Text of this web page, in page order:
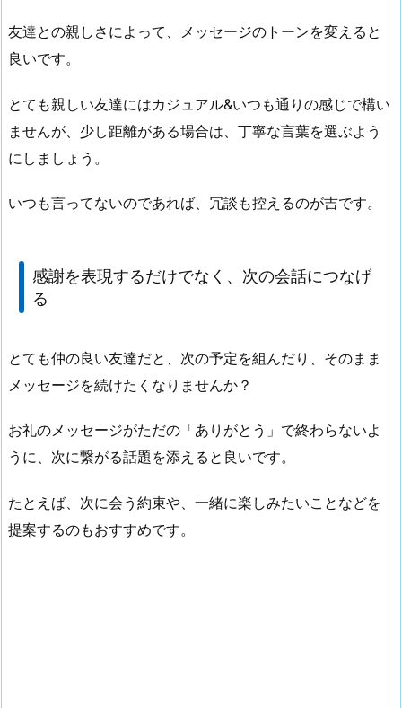
友達との親しさによって、メッセージのトーンを変えると
良いです。
とても親しい友達にはカジュアル&いつも通りの感じで構い
ませんが、少し距離がある場合は、丁寧な言葉を選ぶよう
にしましょう。
いつも言ってないのであれば、冗談も控えるのが吉です。
感謝を表現するだけでなく、次の会話につなげ
る
とても仲の良い友達だと、次の予定を組んだり、そのまま
メッセージを続けたくなりませんか？
お礼のメッセージがただの「ありがとう」で終わらないよ
うに、次に繋がる話題を添えると良いです。
たとえば、次に会う約束や、一緒に楽しみたいことなどを
提案するのもおすすめです。